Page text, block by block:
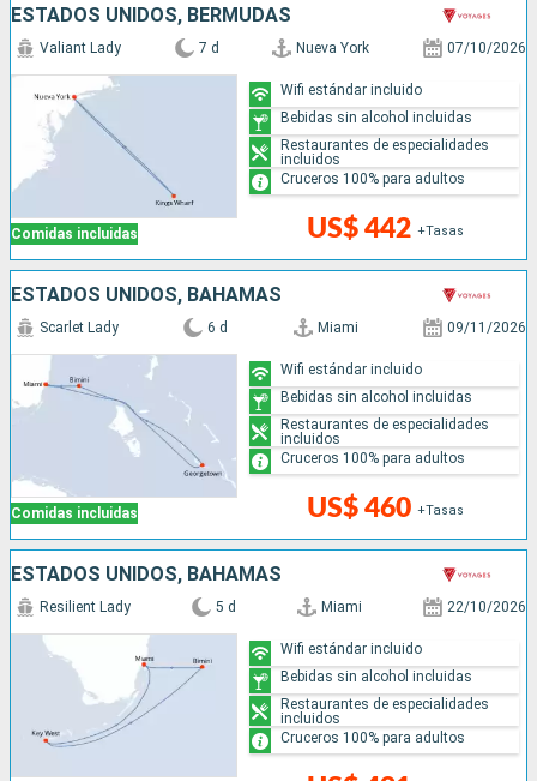
ESTADOS UNIDOS, BERMUDAS
Comidas incluidas
Valiant Lady 7 d Nueva York 07/10/2026
US$ 442 +Tasas
Wifi estándar incluido
Bebidas sin alcohol incluidas
Restaurantes de especialidades
incluidos
Cruceros 100% para adultos
ESTADOS UNIDOS, BAHAMAS
Comidas incluidas
Scarlet Lady 6 d Miami 09/11/2026
US$ 460 +Tasas
Wifi estándar incluido
Bebidas sin alcohol incluidas
Restaurantes de especialidades
incluidos
Cruceros 100% para adultos
ESTADOS UNIDOS, BAHAMAS
Resilient Lady 5 d Miami 22/10/2026
Wifi estándar incluido
Bebidas sin alcohol incluidas
Restaurantes de especialidades
incluidos
Cruceros 100% para adultos